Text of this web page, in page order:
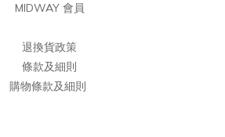
MIDWAY 會員
退換貨政策
條款及細則
購物條款及細則